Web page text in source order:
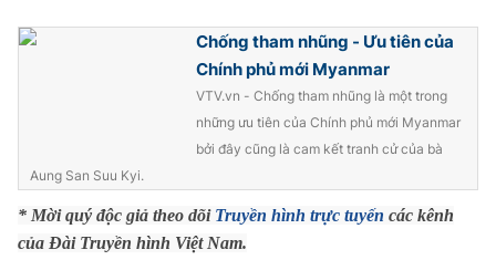
Infographic
Shorts video
VTV Money VTV Thể thao
Chống tham nhũng - Ưu tiên của
Chính phủ mới Myanmar
VTV.vn - Chống tham nhũng là một trong
những ưu tiên của Chính phủ mới Myanmar
bởi đây cũng là cam kết tranh cử của bà
Aung San Suu Kyi.
* Mời quý độc giả theo dõi Truyền hình trực tuyến các kênh
của Đài Truyền hình Việt Nam.